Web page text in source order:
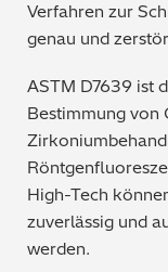
Verfahren zur
genau und
ASTM D7639 ist
Bestimmung von
High-Tech
zuverlässig und
werden.